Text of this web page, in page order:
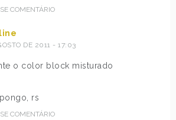
COMENTÁRIO
DE 2011 - 17:03
o color block misturado
rs
COMENTÁRIO